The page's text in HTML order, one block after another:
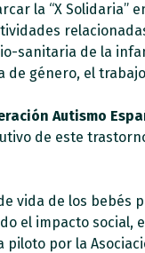
la “X Solidaria”
sanitaria de la
de género, el
Autismo
de este
vida de los bebés
el impacto social,
piloto por la